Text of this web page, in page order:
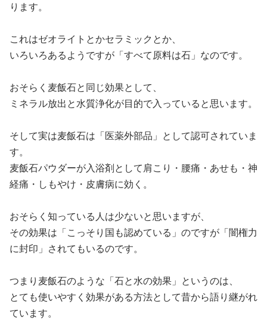
ります。
これはゼオライトとかセラミックとか、
いろいろあるようですが「すべて原料は石」なのです。
おそらく麦飯石と同じ効果として、
ミネラル放出と水質浄化が目的で入っていると思います。
そして実は麦飯石は「医薬外部品」として認可されていま
す。
麦飯石パウダーが入浴剤として肩こり・腰痛・あせも・神
経痛・しもやけ・皮膚病に効く。
おそらく知っている人は少ないと思いますが、
その効果は「こっそり国も認めている」のですが「闇権力
に封印」されてもいるのです。
つまり麦飯石のような「石と水の効果」というのは、
とても使いやすく効果がある方法として昔から語り継がれ
ています。